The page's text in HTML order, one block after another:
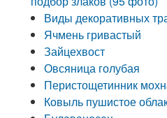
Виды декоративных
Ячмень гривастый
Зайцехвост
Овсяница голубая
Перистощетинник
Ковыль пушистое